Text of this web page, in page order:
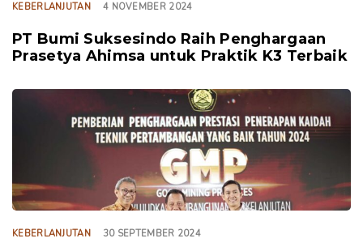
KEBERLANJUTAN 4 NOVEMBER 2024
PT Bumi Suksesindo Raih Penghargaan
Prasetya Ahimsa untuk Praktik K3 Terbaik
KEBERLANJUTAN 30 SEPTEMBER 2024